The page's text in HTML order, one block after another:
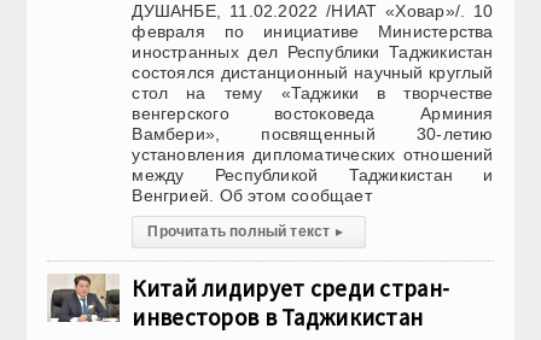
ДУШАНБЕ, 11.02.2022 /НИАТ «Ховар»/. 10
февраля по инициативе Министерства
иностранных дел Республики Таджикистан
состоялся дистанционный научный круглый
стол на тему «Таджики в творчестве
венгерского востоковеда Арминия
Вамбери», посвященный 30-летию
установления дипломатических отношений
между Республикой Таджикистан и
Венгрией. Об этом сообщает
Прочитать полный текст ▸
Китай лидирует среди стран-
инвесторов в Таджикистан